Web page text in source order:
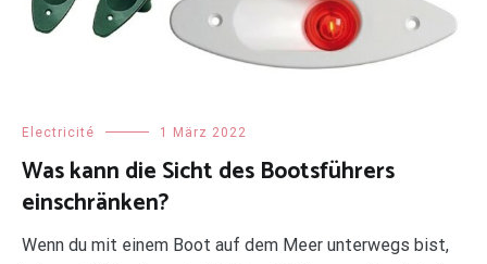
Electricité 1 März 2022
Was kann die Sicht des Bootsführers
einschränken?
Wenn du mit einem Boot auf dem Meer unterwegs bist,